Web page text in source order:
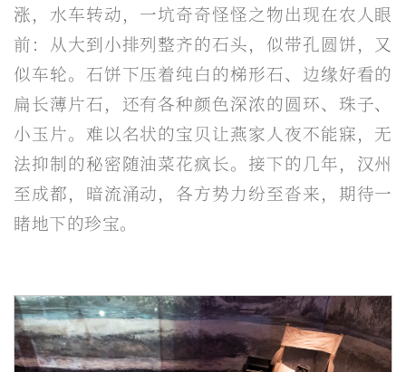
涨，水车转动，一坑奇奇怪怪之物出现在农人眼
前：从大到小排列整齐的石头，似带孔圆饼，又
似车轮。石饼下压着纯白的梯形石、边缘好看的
扁长薄片石，还有各种颜色深浓的圆环、珠子、
小玉片。难以名状的宝贝让燕家人夜不能寐，无
法抑制的秘密随油菜花疯长。接下的几年，汉州
至成都，暗流涌动，各方势力纷至沓来，期待一
睹地下的珍宝。